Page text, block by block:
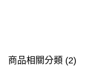
商品相關分類 (2)